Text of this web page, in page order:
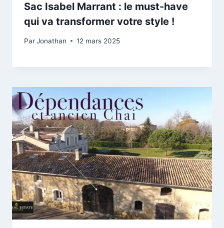
Sac Isabel Marrant : le must-have
qui va transformer votre style !
ParJonathan 12 mars 2025